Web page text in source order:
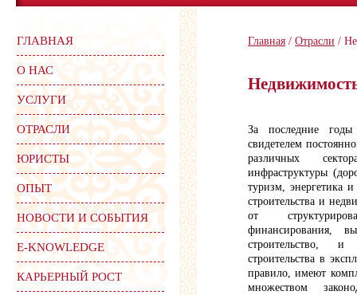
Главная / Отрасли /
За последние годы
свидетелем
различных
инфраструктуры
туризм, энергетика
строительства и
от
финансирования,
строительство, и
строительства в
правило, имеют
множеством
ГЛАВНАЯ
О НАС
УСЛУГИ
ОТРАСЛИ
ЮРИСТЫ
ОПЫТ
НОВОСТИ И СОБЫТИЯ
Е-KNOWLEDGE
КАРЬЕРНЫЙ РОСТ